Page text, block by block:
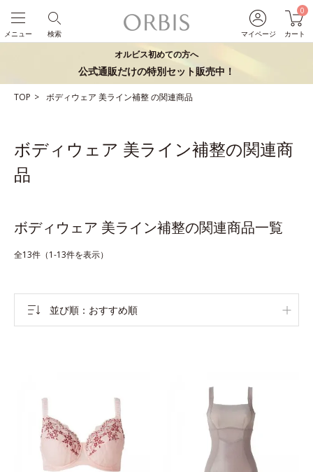
マイページ
0
カート
検索
メニュー
オルビス初めての方へ
公式通販だけの特別セット販売中！
TOP ボディウェア 美ライン補整の関連商品
ボディウェア 美ライン補整の関連商
品
ボディウェア 美ライン補整の関連商品一覧
全13件（1-13件を表示）
並び順 おすすめ順